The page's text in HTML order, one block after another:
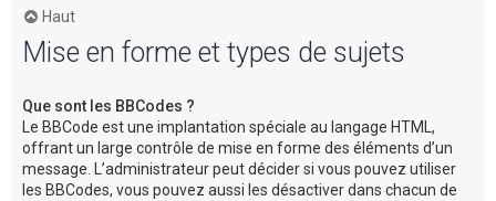
Haut
Mise en forme et types de sujets
Que sont les BBCodes ?
Le BBCode est une implantation spéciale au langage HTML,
offrant un large contrôle de mise en forme des éléments d’un
message. L’administrateur peut décider si vous pouvez utiliser
les BBCodes, vous pouvez aussi les désactiver dans chacun de